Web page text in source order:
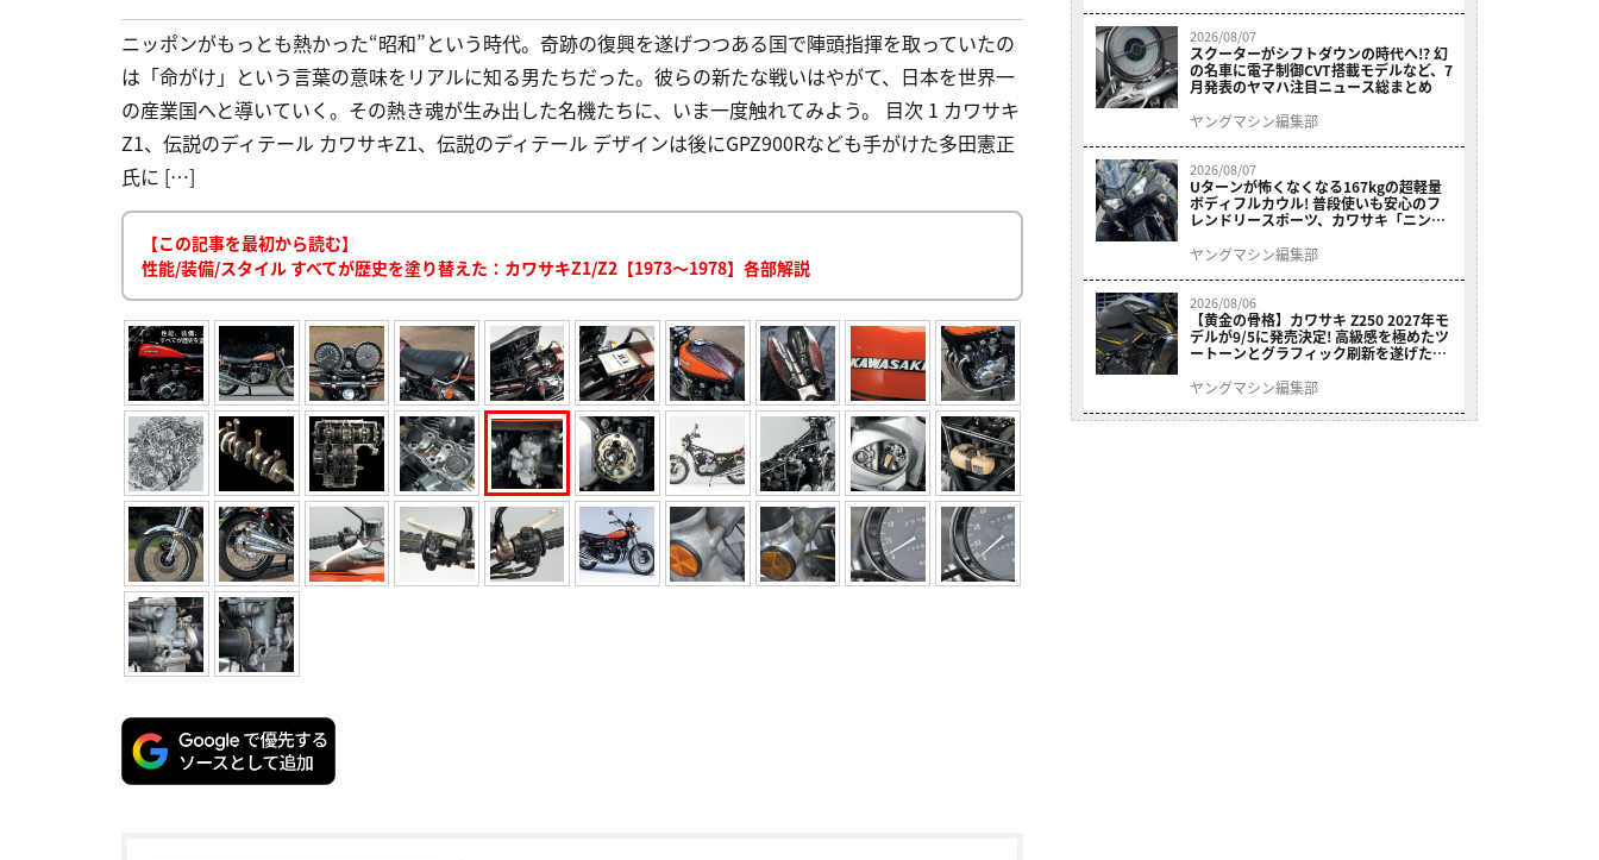
ニッポンがもっとも熱かった“昭和”という時代。奇跡の復興を遂げつつある国で陣頭指揮を取っていたの
は「命がけ」という言葉の意味をリアルに知る男たちだった。彼らの新たな戦いはやがて、日本を世界一
の産業国へと導いていく。その熱き魂が生み出した名機たちに、いま一度触れてみよう。 目次 1 カワサキ
Z1、伝説のディテール カワサキZ1、伝説のディテール デザインは後にGPZ900Rなども手がけた多田憲正
氏に […]
【この記事を最初から読む】
性能/装備/スタイル すべてが歴史を塗り替えた：カワサキZ1/Z2【1973～1978】各部解説
2026/08/07
スクーターがシフトダウンの時代へ!? 幻
の名車に電子制御CVT搭載モデルなど、7
月発表のヤマハ注目ニュース総まとめ
ヤングマシン編集部
2026/08/07
Uターンが怖くなくなる167kgの超軽量
ボディフルカウル! 普段使いも安心のフ
レンドリースポーツ、カワサキ「ニンジ
9/5発売
ヤングマシン編集部
2026/08/06
【黄金の骨格】カワサキ Z250 2027年モ
デルが9/5に発売決定! 高級感を極めたツ
ートーンとグラフィック刷新を遂げた本
ヤングマシン編集部